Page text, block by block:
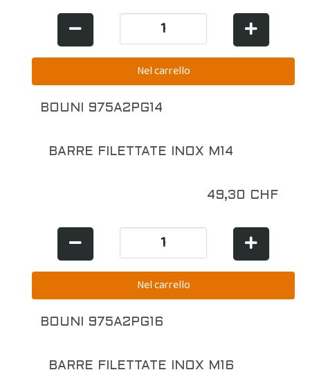
BOUNI 975A2PG14
BARRE FILETTATE INOX M14
49,30 CHF
BOUNI 975A2PG16
BARRE FILETTATE INOX M16